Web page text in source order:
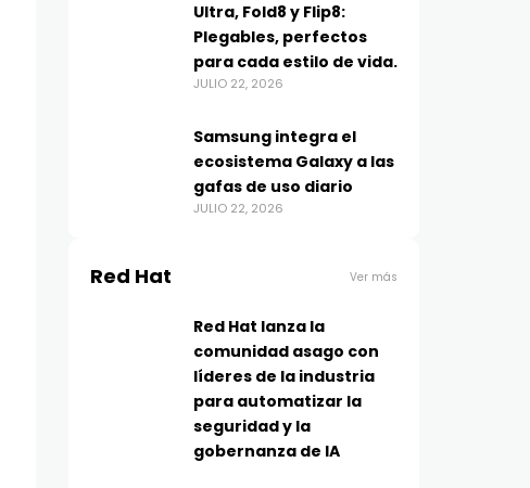
Ultra, Fold8 y Flip8:
Plegables, perfectos
para cada estilo de vida.
JULIO 22, 2026
Samsung integra el
ecosistema Galaxy a las
gafas de uso diario
JULIO 22, 2026
Red Hat Ver más
Red Hat lanza la
comunidad asago con
líderes de la industria
para automatizar la
seguridad y la
gobernanza de IA